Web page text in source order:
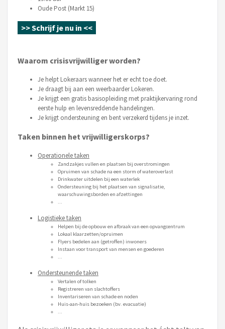
Oude Post (Markt 15)
>>Schrijf je nu in <<
Waarom crisisvrijwilliger worden?
Je helpt Lokeraars wanneer het er echt toe doet.
Je draagt bij aan een weerbaarder Lokeren.
Je krijgt een gratis basisopleiding met praktijkervaring rond
eerste hulp en levensreddende handelingen.
Je krijgt ondersteuning en bent verzekerd tijdens je inzet.
Taken binnen het vrijwilligerskorps?
Operationele taken
Zandzakjes vullen en plaatsen bij overstromingen
Opruimen van schade na een storm of wateroverlast
Drinkwater uitdelen bij een waterlek
Ondersteuning bij het plaatsen van signalisatie,
waarschuwingsborden en afzettingen
...
Logistieke taken
Helpen bij de opbouw en afbraak van een opvangcentrum
Lokaal klaarzetten/opruimen
Flyers bedelen aan (getroffen) inwoners
Instaan voor transport van mensen en goederen
...
Ondersteunende taken
Vertalen of tolken
Registreren van slachtoffers
Inventariseren van schade en noden
Huis-aan-huis bezoeken (bv. evacuatie)
...